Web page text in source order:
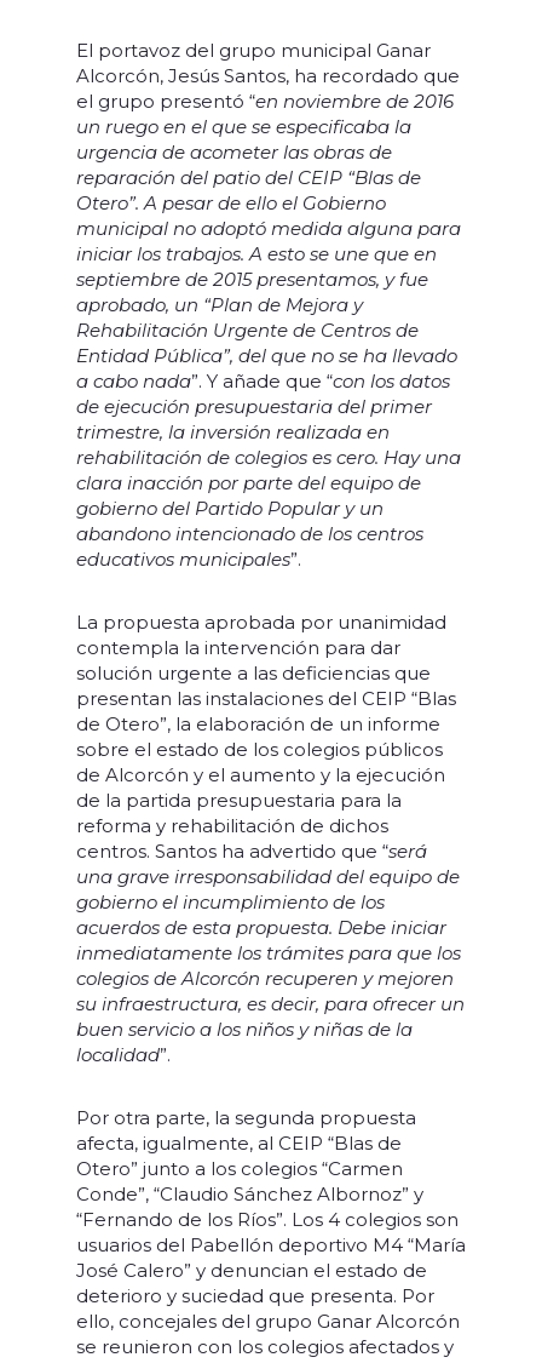
El portavoz del grupo municipal Ganar
Alcorcón, Jesús Santos, ha recordado que
el grupo presentó “en noviembre de 2016
un ruego en el que se especificaba la
urgencia de acometer las obras de
reparación del patio del CEIP “Blas de
Otero”. A pesar de ello el Gobierno
municipal no adoptó medida alguna para
iniciar los trabajos. A esto se une que en
septiembre de 2015 presentamos, y fue
aprobado, un “Plan de Mejora y
Rehabilitación Urgente de Centros de
Entidad Pública”, del que no se ha llevado
a cabo nada”. Y añade que “con los datos
de ejecución presupuestaria del primer
trimestre, la inversión realizada en
rehabilitación de colegios es cero. Hay una
clara inacción por parte del equipo de
gobierno del Partido Popular y un
abandono intencionado de los centros
educativos municipales”.
La propuesta aprobada por unanimidad
contempla la intervención para dar
solución urgente a las deficiencias que
presentan las instalaciones del CEIP “Blas
de Otero”, la elaboración de un informe
sobre el estado de los colegios públicos
de Alcorcón y el aumento y la ejecución
de la partida presupuestaria para la
reforma y rehabilitación de dichos
centros. Santos ha advertido que “será
una grave irresponsabilidad del equipo de
gobierno el incumplimiento de los
acuerdos de esta propuesta. Debe iniciar
inmediatamente los trámites para que los
colegios de Alcorcón recuperen y mejoren
su infraestructura, es decir, para ofrecer un
buen servicio a los niños y niñas de la
localidad”.
Por otra parte, la segunda propuesta
afecta, igualmente, al CEIP “Blas de
Otero” junto a los colegios “Carmen
Conde”, “Claudio Sánchez Albornoz” y
“Fernando de los Ríos”. Los 4 colegios son
usuarios del Pabellón deportivo M4 “María
José Calero” y denuncian el estado de
deterioro y suciedad que presenta. Por
ello, concejales del grupo Ganar Alcorcón
se reunieron con los colegios afectados y